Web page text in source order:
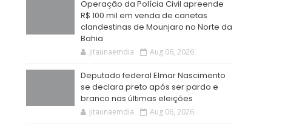
Operação da Polícia Civil apreende
R$ 100 mil em venda de canetas
clandestinas de Mounjaro no Norte da
Bahia
jitaunaemdia Aug 06, 2026
Deputado federal Elmar Nascimento
se declara preto após ser pardo e
branco nas últimas eleições
jitaunaemdia Aug 06, 2026